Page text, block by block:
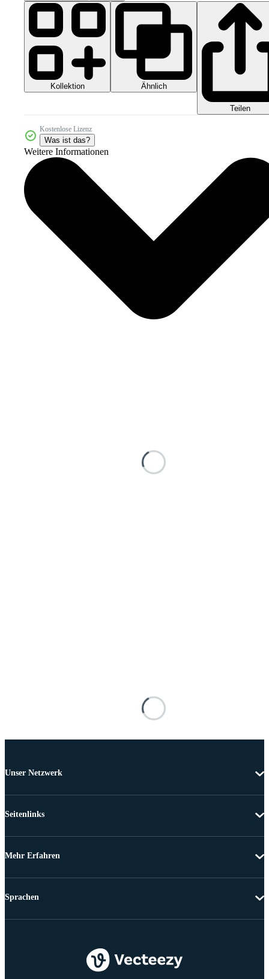
Kollektion Ähnlich
Teilen
Kostenlose Lizenz
Was ist das?
Weitere Informationen
Unser Netzwerk
Seitenlinks
Mehr Erfahren
Sprachen